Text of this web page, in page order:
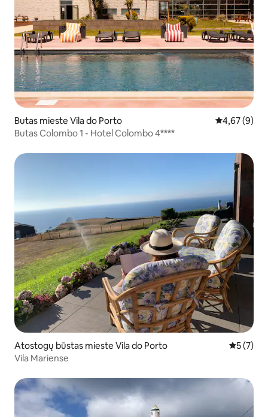
Butas mieste Vila do Porto Vidutinis
4,67 (9)
Butas Colombo 1 - Hotel Colombo 4****
Atostogų būstas mieste Vila do Porto Vidutinis
5 (7)
Vila Mariense